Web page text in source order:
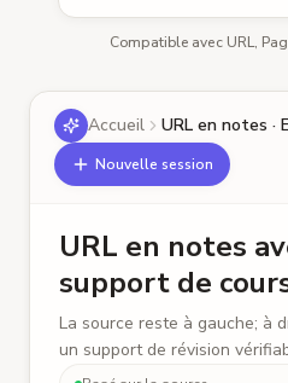
Compatible avec URL,
Accueil URL en notes ·
Nouvelle session
URL en notes
support de
La source reste à gauche; à
un support de révision